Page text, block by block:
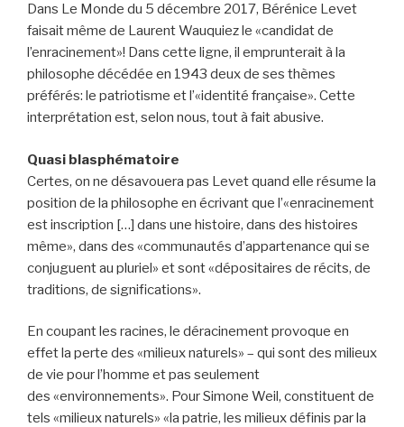
Dans Le Monde du 5 décembre 2017, Bérénice Levet
faisait même de Laurent Wauquiez le «candidat de
l’enracinement»! Dans cette ligne, il emprunterait à la
philosophe décédée en 1943 deux de ses thèmes
préférés: le patriotisme et l’«identité française». Cette
interprétation est, selon nous, tout à fait abusive.
Quasi blasphématoire
Certes, on ne désavouera pas Levet quand elle résume la
position de la philosophe en écrivant que l’«enracinement
est inscription […] dans une histoire, dans des histoires
même», dans des «communautés d’appartenance qui se
conjuguent au pluriel» et sont «dépositaires de récits, de
traditions, de significations».
En coupant les racines, le déracinement provoque en
effet la perte des «milieux naturels» – qui sont des milieux
de vie pour l’homme et pas seulement
des «environnements». Pour Simone Weil, constituent de
tels «milieux naturels» «la patrie, les milieux définis par la